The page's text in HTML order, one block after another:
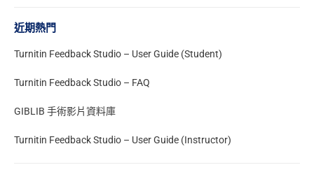
近期熱門
Turnitin Feedback Studio – User Guide (Student)
Turnitin Feedback Studio – FAQ
GIBLIB 手術影片資料庫
Turnitin Feedback Studio – User Guide (Instructor)